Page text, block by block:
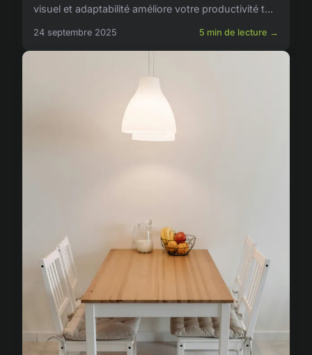
visuel et adaptabilité améliore votre productivité t...
24 septembre 2025 5 min de lecture →